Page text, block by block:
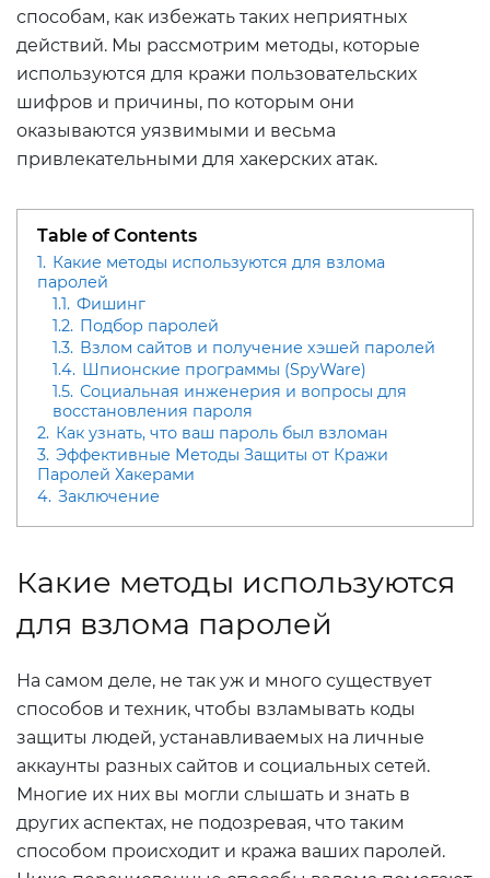
способам, как избежать таких неприятных
действий. Мы рассмотрим методы, которые
используются для кражи пользовательских
шифров и причины, по которым они
оказываются уязвимыми и весьма
привлекательными для хакерских атак.
Table of Contents
1. Какие методы используются для взлома
паролей
1.1. Фишинг
1.2. Подбор паролей
1.3. Взлом сайтов и получение хэшей паролей
1.4. Шпионские программы (SpyWare)
1.5. Социальная инженерия и вопросы для
восстановления пароля
2. Как узнать, что ваш пароль был взломан
3. Эффективные Методы Защиты от Кражи
Паролей Хакерами
4. Заключение
Какие методы используются
для взлома паролей
На самом деле, не так уж и много существует
способов и техник, чтобы взламывать коды
защиты людей, устанавливаемых на личные
аккаунты разных сайтов и социальных сетей.
Многие их них вы могли слышать и знать в
других аспектах, не подозревая, что таким
способом происходит и кража ваших паролей.